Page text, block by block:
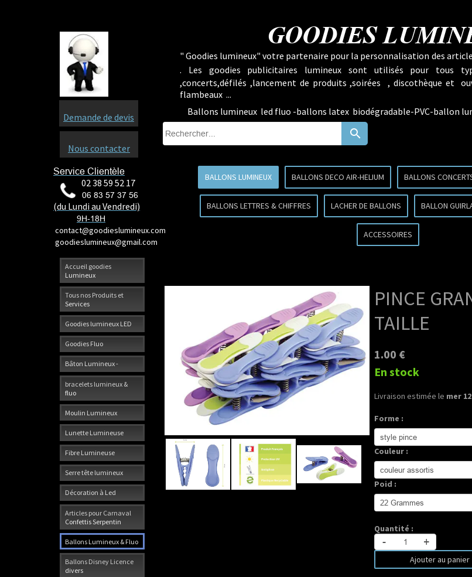
Accueil goodies
Lumineux
Tous nos Produits et
Services
Goodies lumineux LED
Goodies Fluo
Bâton Lumineux -
bracelets lumineux &
fluo
Moulin Lumineux
Lunette Lumineuse
Fibre Lumineuse
Serre tête lumineux
Décoration à Led
Articles pour Carnaval
Confettis Serpentin
Ballons Lumineux & Fluo
Ballons Disney Licence
divers
GOODIES
Service Clientèle
02 38 59 52 17
06 83 57 37 56
(du Lundi au Vendredi)
9H-18H
contact@goodieslumineux.com
goodieslumineux@gmail.com
Demande de devis
Nous contacter
" Goodies lumineux" votre partenaire pour la personnalisation des
. Les goodies publicitaires lumineux sont utilisés pour tous
,concerts,défilés ,lancement de produits ,soirées , discothèque et
flambeaux ...
Ballons lumineux led fluo -ballons latex biodégradable-PVC-ballon
search
BALLONS LUMINEUX BALLONS DECO AIR-HELIUM BALLONS
BALLONS LETTRES & CHIFFRES LACHER DE BALLONS BALLON
ACCESSOIRES
PINCE
TAILLE
1.00 €
En stock
Livraison estimée le mer
Forme :
Couleur :
Poid :
Quantité :
- +
Ajouter au panier